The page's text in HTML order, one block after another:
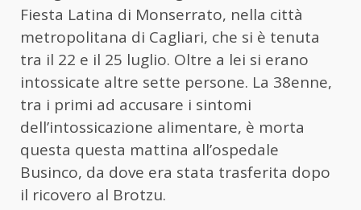
Fiesta Latina di Monserrato, nella città
metropolitana di Cagliari, che si è tenuta
tra il 22 e il 25 luglio. Oltre a lei si erano
intossicate altre sette persone. La 38enne,
tra i primi ad accusare i sintomi
dell’intossicazione alimentare, è morta
questa questa mattina all’ospedale
Businco, da dove era stata trasferita dopo
il ricovero al Brotzu.